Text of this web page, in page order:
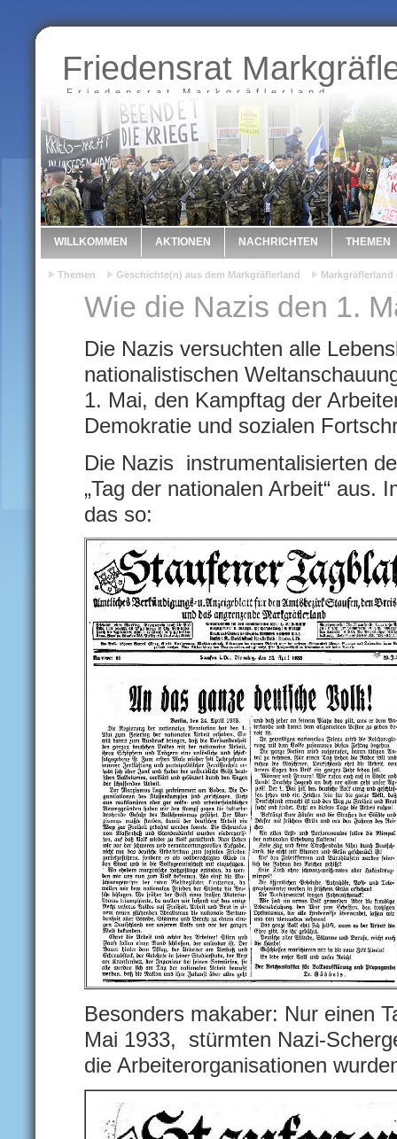
Friedensrat
Friedensrat Markgräflerland
WILLKOMMEN AKTIONEN NACHRICHTEN THEMEN
Themen Geschichte(n) aus dem Markgräflerland Markgräflerland
Wie die Nazis den 1.
Die Nazis versuchten alle
nationalistischen
1. Mai, den Kampftag der
Demokratie und sozialen
Die Nazis instrumentalisierten
„Tag der nationalen Arbeit“ aus.
das so:
Besonders makaber: Nur einen
Mai 1933, stürmten Nazi-
die Arbeiterorganisationen